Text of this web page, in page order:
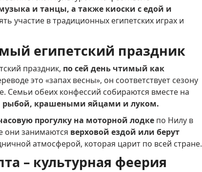
и танцы, а также киоски с едой и
участие в традиционных египетских играх и
египетский праздник
праздник, по сей день чтимый как
это «запах весны», он соответствует сезону
Семьи обеих конфессий собираются вместе на
рыбой, крашеными яйцами и луком.
прогулку на моторной лодке по Нилу в
они занимаются верховой ездой или берут
атмосферой, которая царит по всей стране.
– культурная феерия